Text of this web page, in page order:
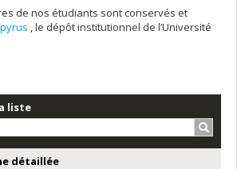
de nos étudiants sont conservés et
, le dépôt institutionnel de l’Université
liste
détaillée